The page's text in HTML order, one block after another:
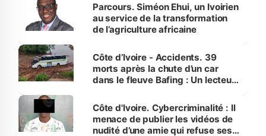
Parcours. Siméon Ehui, un Ivoirien
au service de la transformation
de l’agriculture africaine
Côte d’Ivoire - Accidents. 39
morts après la chute d’un car
dans le fleuve Bafing : Un lecteur
des Transports
Côte d'Ivoire. Cybercriminalité : Il
menace de publier les vidéos de
nudité d’une amie qui refuse ses